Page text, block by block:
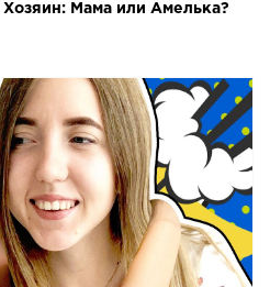
Мама или Амелька?